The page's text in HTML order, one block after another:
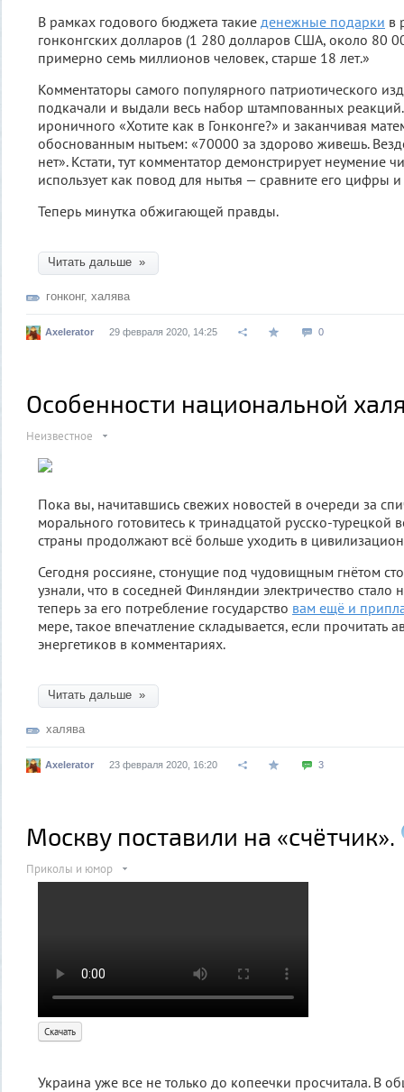
В рамках годового бюджета такие денежные подарки в
гонконгских долларов (1 280 долларов США, около 80
примерно семь миллионов человек, старше 18 лет.»
Комментаторы самого популярного патриотического
подкачали и выдали весь набор штампованных
ироничного «Хотите как в Гонконге?» и заканчивая
обоснованным нытьем: «70000 за здорово живешь.
нет». Кстати, тут комментатор демонстрирует неумение
использует как повод для нытья — сравните его цифры
Теперь минутка обжигающей правды.
Читать дальше »
гонконг, халява
Axelerator 29 февраля 2020, 14:25 0
Особенности национальной
Неизвестное
Пока вы, начитавшись свежих новостей в очереди за
морального готовитесь к тринадцатой русско-турецкой
страны продолжают всё больше уходить в
Сегодня россияне, стонущие под чудовищным гнётом
узнали, что в соседней Финляндии электричество стало
теперь за его потребление государство вам ещё и
мере, такое впечатление складывается, если прочитать
энергетиков в комментариях.
Читать дальше »
халява
Axelerator 23 февраля 2020, 16:20 3
Москву поставили на «счётчик».
Приколы и юмор
Скачать
Украина уже все не только до копеечки просчитала. В